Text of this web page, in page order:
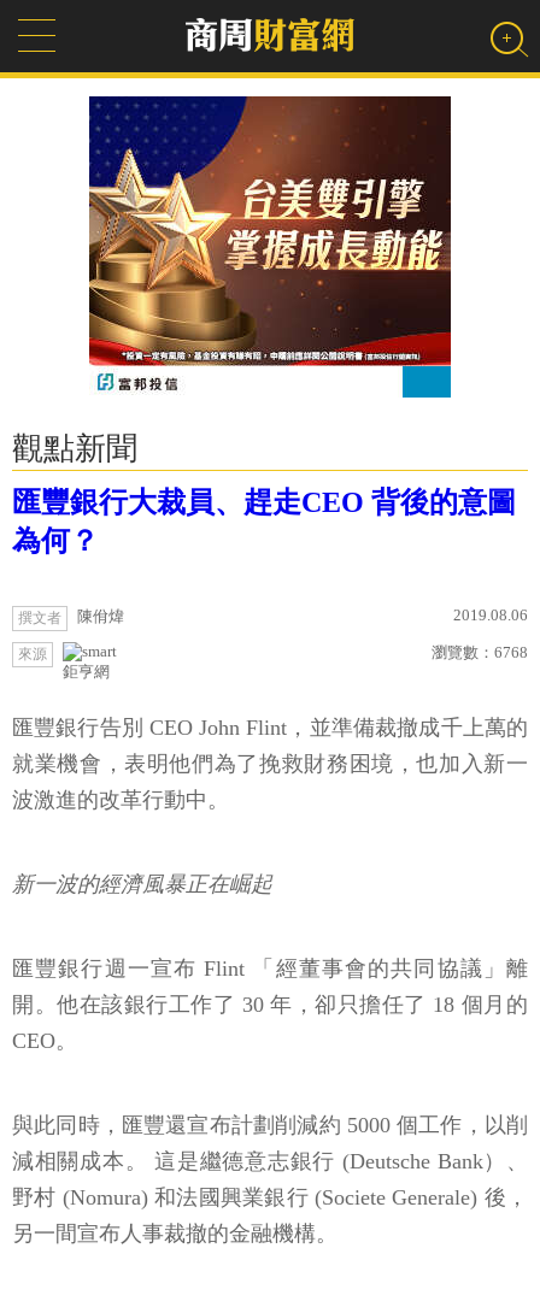
觀點新聞
匯豐銀行大裁員、趕走CEO 背後的意圖
為何？
撰文者 陳佾煒 2019.08.06
來源
鉅亨網
瀏覽數： 6768
匯豐銀行告別 CEO John Flint，並準備裁撤成千上萬的
就業機會，表明他們為了挽救財務困境，也加入新一
波激進的改革行動中。
新一波的經濟風暴正在崛起
匯豐銀行週一宣布 Flint 「經董事會的共同協議」離
開。他在該銀行工作了 30 年，卻只擔任了 18 個月的
CEO。
與此同時，匯豐還宣布計劃削減約 5000 個工作，以削
減相關成本。 這是繼德意志銀行 (Deutsche Bank）、
野村 (Nomura) 和法國興業銀行 (Societe Generale) 後，
另一間宣布人事裁撤的金融機構。